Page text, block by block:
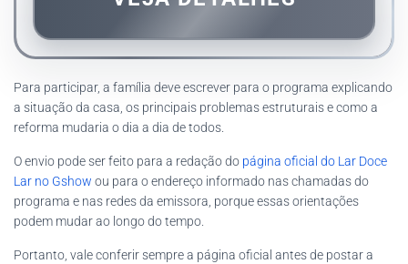
Para participar, a família deve escrever para o programa explicando
a situação da casa, os principais problemas estruturais e como a
reforma mudaria o dia a dia de todos.
O envio pode ser feito para a redação do página oficial do Lar Doce
Lar no Gshow ou para o endereço informado nas chamadas do
programa e nas redes da emissora, porque essas orientações
podem mudar ao longo do tempo.
Portanto, vale conferir sempre a página oficial antes de postar a